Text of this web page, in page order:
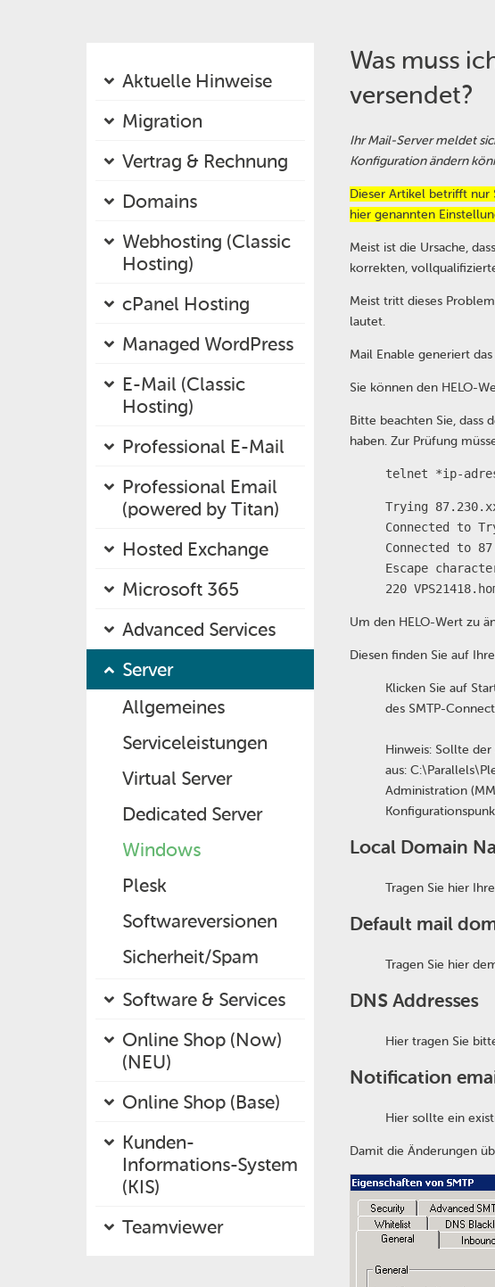
Aktuelle Hinweise
Migration
Vertrag & Rechnung
Domains
Webhosting (Classic
Hosting)
cPanel Hosting
Managed WordPress
E-Mail (Classic
Hosting)
Professional E-Mail
Professional Email
(powered by Titan)
Hosted Exchange
Microsoft 365
Advanced Services
Server
Allgemeines
Serviceleistungen
Virtual Server
Dedicated Server
Windows
Plesk
Softwareversionen
Sicherheit/Spam
Software & Services
Online Shop (Now)
(NEU)
Online Shop (Base)
Kunden-
Informations-System
(KIS)
Teamviewer
Was muss
versendet?
Ihr Mail-Server meldet
Konfiguration ändern
Dieser Artikel betrifft nur
hier genannten
Meist ist die Ursache,
korrekten,
Meist tritt dieses
lautet.
Mail Enable generiert
Sie können den HELO-
Bitte beachten Sie, dass
haben. Zur Prüfung
telnet *ip-
Trying
Connected to
Connected to
Escape
220
Um den HELO-Wert zu
Diesen finden Sie auf
Klicken Sie auf
des SMTP-
Hinweis: Sollte
aus:
Administration
Local Domain
Tragen Sie hier
Default mail
Tragen Sie hier
DNS Addresses
Hier tragen Sie
Notification
Hier sollte ein
Damit die Änderungen